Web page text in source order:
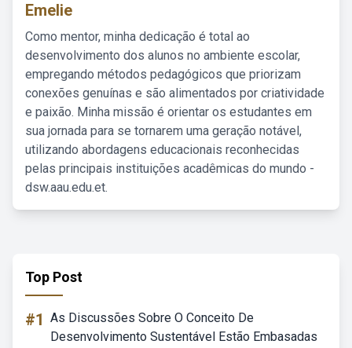
Emelie
Como mentor, minha dedicação é total ao
desenvolvimento dos alunos no ambiente escolar,
empregando métodos pedagógicos que priorizam
conexões genuínas e são alimentados por criatividade
e paixão. Minha missão é orientar os estudantes em
sua jornada para se tornarem uma geração notável,
utilizando abordagens educacionais reconhecidas
pelas principais instituições acadêmicas do mundo -
dsw.aau.edu.et.
Top Post
#1 As Discussões Sobre O Conceito De
Desenvolvimento Sustentável Estão Embasadas